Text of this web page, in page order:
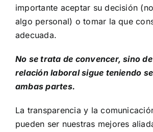
importante aceptar su decisión
algo personal) o tomar la que
adecuada.
No se trata de convencer, sino
relación laboral sigue teniendo
ambas partes.
La transparencia y la
pueden ser nuestras mejores